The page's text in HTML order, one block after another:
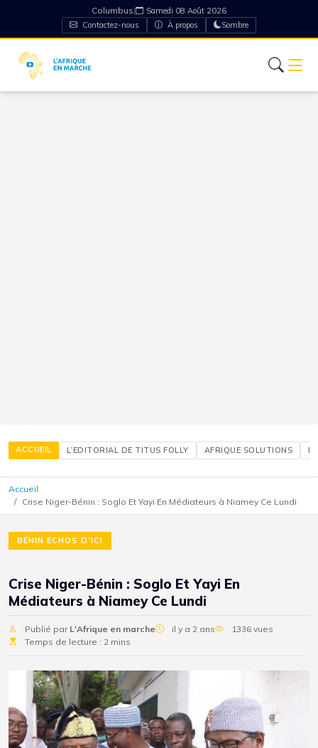
Columbus|
Samedi 08 Août 2026
Contactez-nous
À propos Sombre
ACCUEIL L’EDITORIAL DE TITUS FOLLY AFRIQUE SOLUTIONS
Accueil
Crise Niger-Bénin : Soglo Et Yayi En Médiateurs à Niamey Ce Lundi
BÉNIN ÉCHOS D’ICI
Crise Niger-Bénin : Soglo Et Yayi En
Médiateurs à Niamey Ce Lundi
Publié par L'Afrique en marche il y a 2 ans
1336 vues
Temps de lecture : 2 mins